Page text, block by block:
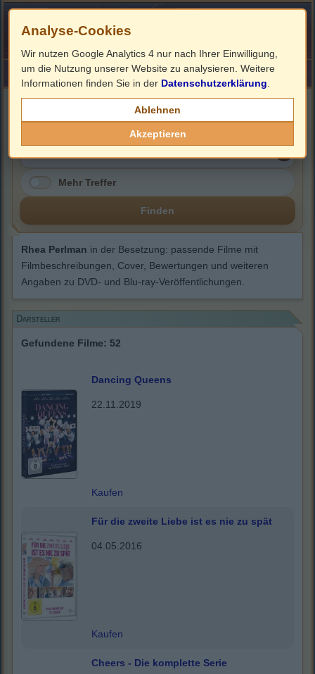
HOME ImpressumLinks
Rhea Perlman
Mehr Treffer
Finden
Rhea Perlman in der Besetzung: passende Filme mit
Filmbeschreibungen, Cover, Bewertungen und weiteren
Angaben zu DVD- und Blu-ray-Veröffentlichungen.
Darsteller
Gefundene Filme: 52
Dancing Queens
22.11.2019
Kaufen
Für die zweite Liebe ist es nie zu spät
04.05.2016
Kaufen
Cheers - Die komplette Serie
Analyse-Cookies
Wir nutzen Google Analytics 4 nur nach Ihrer Einwilligung,
um die Nutzung unserer Website zu analysieren. Weitere
Informationen finden Sie in der Datenschutzerklärung
Ablehnen
Akzeptieren